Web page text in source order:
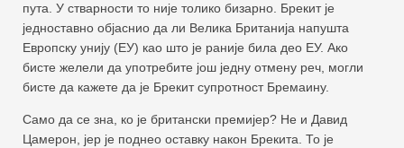
пута. У стварности то није толико бизарно. Брекит је
једноставно објаснио да ли Велика Британија напушта
Европску унију (ЕУ) као што је раније била део ЕУ. Ако
бисте желели да употребите још једну отмену реч, могли
бисте да кажете да је Брекит супротност Бремаину.
Само да се зна, ко је британски премијер? Не и Давид
Цамерон, јер је поднео оставку након Брекита. То је